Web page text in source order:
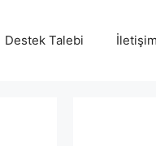
Destek Talebi İletişim